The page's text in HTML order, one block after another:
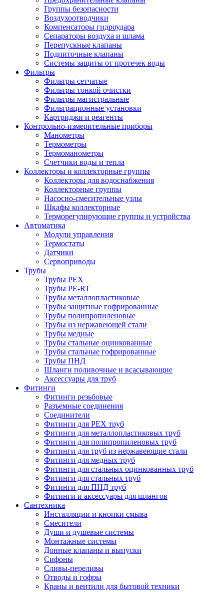
Группы безопасности
Воздухоотводчики
Компенсаторы гидроудара
Сепараторы воздуха и шлама
Перепускные клапаны
Подпиточные клапаны
Системы защиты от протечек воды
Фильтры
Фильтры сетчатые
Фильтры тонкой очистки
Фильтры магистральные
Фильтрационные установки
Картриджи и реагенты
Контрольно-измерительные приборы
Манометры
Термометры
Термоманометры
Счетчики воды и тепла
Коллекторы и коллекторные группы
Коллекторы для водоснабжения
Коллекторные группы
Насосно-смесительные узлы
Шкафы коллекторные
Терморегулирующие группы и устройства
Автоматика
Модули управления
Термостаты
Датчики
Сервоприводы
Трубы
Трубы PEX
Трубы PE-RT
Трубы металлопластиковые
Трубы защитные гофрированные
Трубы полипропиленовые
Трубы из нержавеющей стали
Трубы медные
Трубы стальные оцинкованные
Трубы стальные гофрированные
Трубы ПНД
Шланги поливочные и всасывающие
Аксессуары для труб
Фитинги
Фитинги резьбовые
Разъемные соединения
Соединители
Фитинги для PEX труб
Фитинги для металлопластиковых труб
Фитинги для полипропиленовых труб
Фитинги для труб из нержавеющие стали
Фитинги для медных труб
Фитинги для стальных оцинкованных труб
Фитинги для стальных труб
Фитинги для ПНД труб
Фитинги и аксессуары для шлангов
Сантехника
Инсталляции и кнопки смыва
Смесители
Души и душевые системы
Монтажные системы
Донные клапаны и выпуски
Сифоны
Сливы-переливы
Отводы и гофры
Краны и вентили для бытовой техники